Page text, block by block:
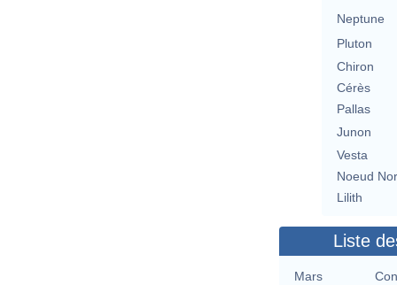
Neptune
Pluton
Chiron
Cérès
Pallas
Junon
Vesta
Noeud
Lilith
Liste
Mars